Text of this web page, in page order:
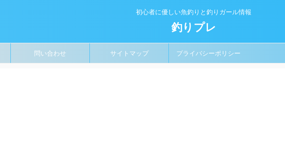
初心者に優しい魚釣りと釣りガール情報
釣りプレ
問い合わせ サイトマップ プライバシーポリシー